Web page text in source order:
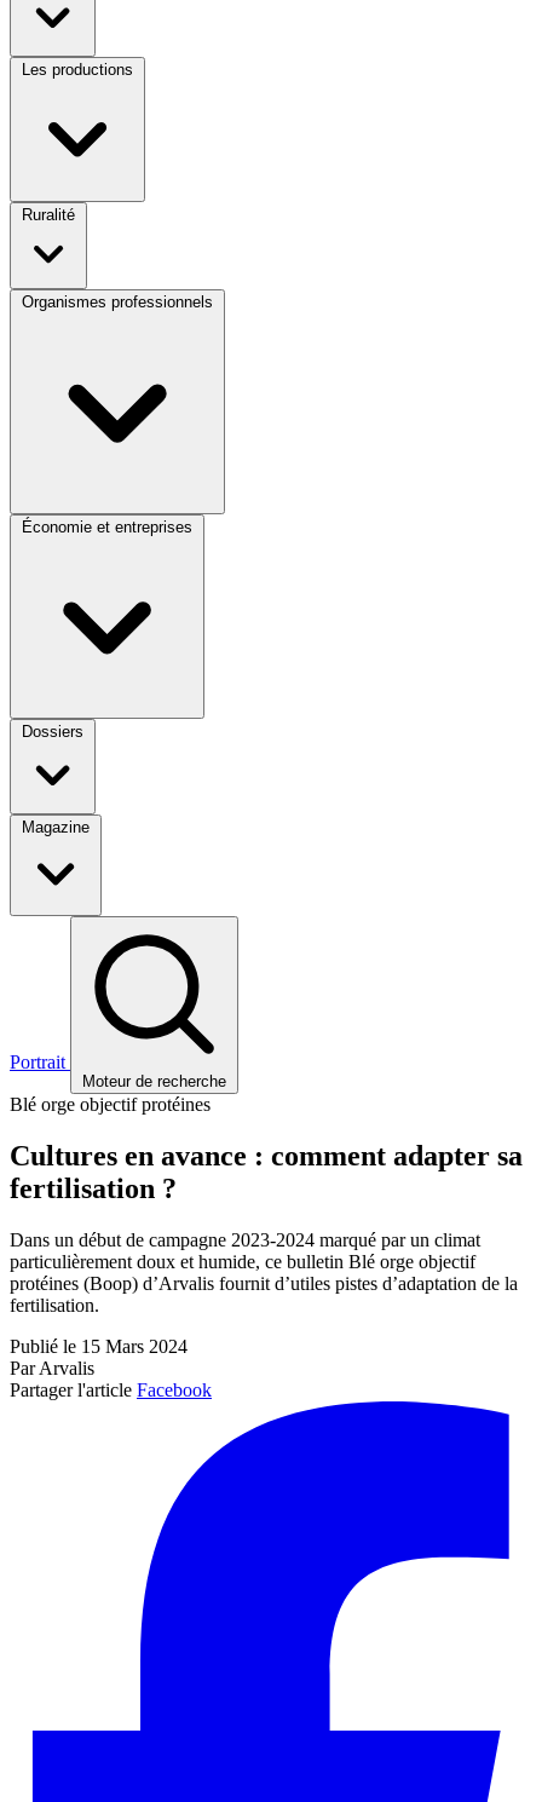
Les productions
Ruralité
Organismes professionnels
Économie et entreprises
Dossiers
Magazine
Portrait
Moteur de recherche
Blé orge objectif protéines
Cultures en avance : comment adapter sa
fertilisation ?
Dans un début de campagne 2023-2024 marqué par un climat
particulièrement doux et humide, ce bulletin Blé orge objectif
protéines (Boop) d’Arvalis fournit d’utiles pistes d’adaptation de la
fertilisation.
Publié le 15 Mars 2024
Par Arvalis
Partager l'article Facebook